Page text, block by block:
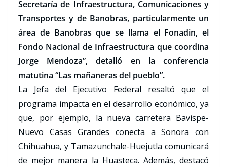
Secretaría de Infraestructura, Comunicaciones y
Transportes y de Banobras, particularmente un
área de Banobras que se llama el Fonadin, el
Fondo Nacional de Infraestructura que coordina
Jorge Mendoza”, detalló en la conferencia
matutina “Las mañaneras del pueblo”.
La Jefa del Ejecutivo Federal resaltó que el
programa impacta en el desarrollo económico, ya
que, por ejemplo, la nueva carretera Bavispe-
Nuevo Casas Grandes conecta a Sonora con
Chihuahua, y Tamazunchale-Huejutla comunicará
de mejor manera la Huasteca. Además, destacó